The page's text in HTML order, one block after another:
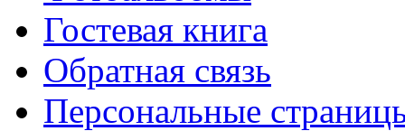
Гостевая книга
Обратная связь
Персональные